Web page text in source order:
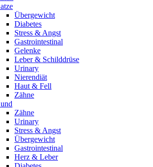
Übergewicht
Diabetes
Stress & Angst
Gastrointestinal
Gelenke
Leber & Schilddrüse
Urinary
Nierendiät
Haut & Fell
Zähne
Zähne
Urinary
Stress & Angst
Übergewicht
Gastrointestinal
Herz & Leber